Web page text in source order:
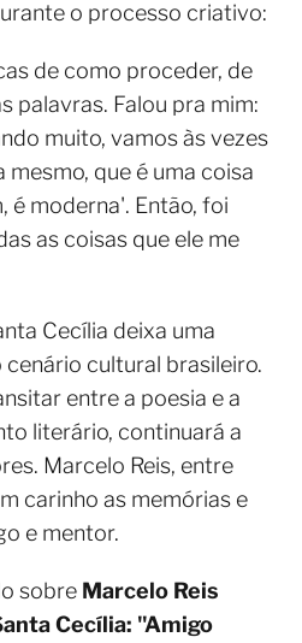
o processo criativo:
de como proceder, de
palavras. Falou pra mim:
muito, vamos às vezes
que é uma coisa
é moderna'. Então, foi
as coisas que ele me
Cecília deixa uma
cultural brasileiro.
entre a poesia e a
literário, continuará a
Marcelo Reis, entre
carinho as memórias e
e mentor.
sobre Marcelo Reis
Cecília: "Amigo